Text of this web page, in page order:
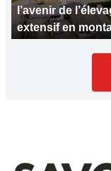
l’avenir de
extensif en